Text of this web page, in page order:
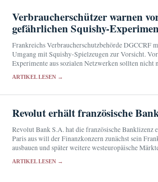
Verbraucherschützer warnen
gefährlichen Squishy-
Frankreichs Verbraucherschutzbehörde DGCCRF
Umgang mit Squishy-Spielzeugen zur Vorsicht.
Experimente aus sozialen Netzwerken sollten nicht
ARTIKEL LESEN →
Revolut erhält französische
Revolut Bank S.A. hat die französische Banklizenz
Paris aus will der Finanzkonzern zunächst sein
ausbauen und später weitere westeuropäische
ARTIKEL LESEN →